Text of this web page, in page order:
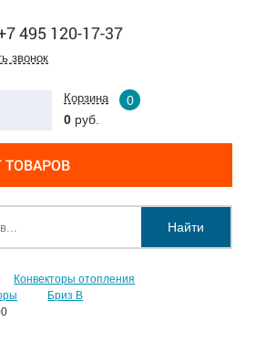
495 120-17-37
звонок
Корзина
0
0 руб.
ТОВАРОВ
Найти
Конвекторы отопления
Бриз В